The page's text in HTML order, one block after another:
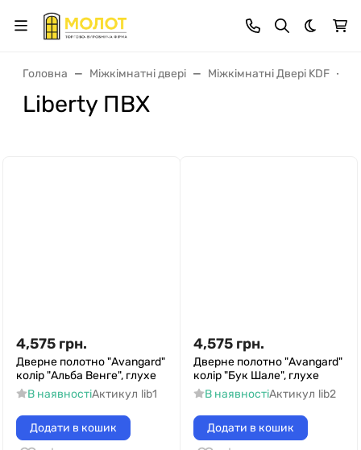
Dark
Головна Міжкімнатні двері Міжкімнатні Двері KDF
Liberty ПВХ
4,575 грн.
Дверне полотно "Avangard"
колір "Альба Венге", глухе
В наявностіАктикул lib1
Додати в кошик
4,575 грн.
Дверне полотно "Avangard"
колір "Бук Шале", глухе
В наявностіАктикул lib2
Додати в кошик